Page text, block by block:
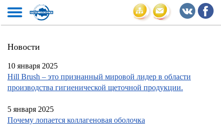
Новости
10 января 2025
Hill Brush – это признанный мировой лидер в области
производства гигиенической щеточной продукции.
5 января 2025
Почему лопается коллагеновая оболочка